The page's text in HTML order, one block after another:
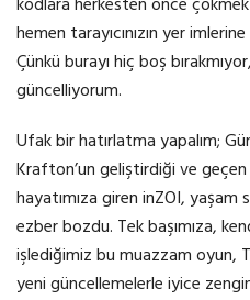
hemen tarayıcınızın yer
Çünkü burayı hiç boş
güncelliyorum.
Ufak bir hatırlatma yapalım;
Krafton’un geliştirdiği ve
hayatımıza giren inZOI,
ezber bozdu. Tek başımıza,
işlediğimiz bu muazzam oyun,
yeni güncellemelerle iyice